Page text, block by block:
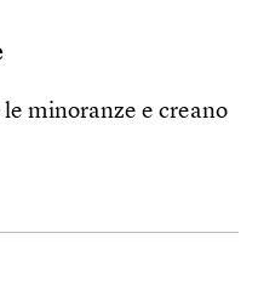
minoranze e creano